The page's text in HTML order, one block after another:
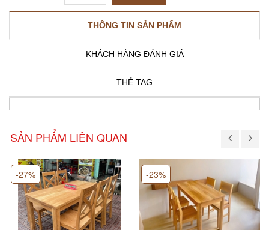
THÔNG TIN SẢN PHẨM
KHÁCH HÀNG ĐÁNH GIÁ
THẺ TAG
SẢN PHẨM LIÊN QUAN
-27% -23%